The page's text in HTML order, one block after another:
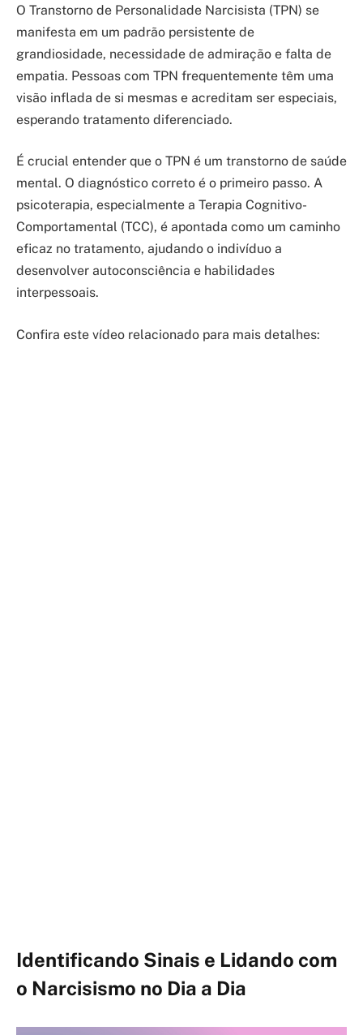
O Transtorno de Personalidade Narcisista (TPN) se
manifesta em um padrão persistente de
grandiosidade, necessidade de admiração e falta de
empatia. Pessoas com TPN frequentemente têm uma
visão inflada de si mesmas e acreditam ser especiais,
esperando tratamento diferenciado.
É crucial entender que o TPN é um transtorno de saúde
mental. O diagnóstico correto é o primeiro passo. A
psicoterapia, especialmente a Terapia Cognitivo-
Comportamental (TCC), é apontada como um caminho
eficaz no tratamento, ajudando o indivíduo a
desenvolver autoconsciência e habilidades
interpessoais.
Confira este vídeo relacionado para mais detalhes:
Identificando Sinais e Lidando com
o Narcisismo no Dia a Dia